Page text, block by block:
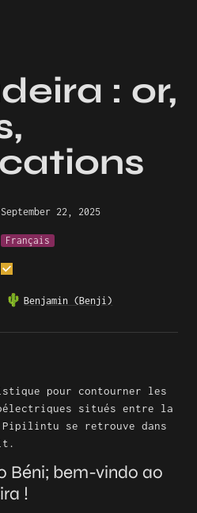
: or,
September 22, 2025
Français
🌵 Benjamin (Benji)
pour contourner les
situés entre la
se retrouve dans
Béni; bem-vindo ao
!